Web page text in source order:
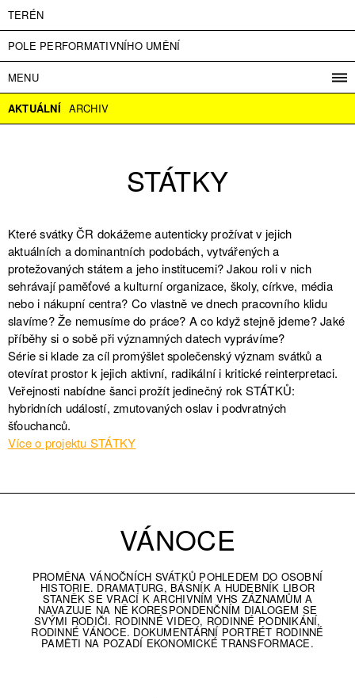
TERÉN
POLE PERFORMATIVNÍHO UMĚNÍ
MENU
PROGRAM
PROJEKTY
PRESS
PARTNEŘI
ENGLISH
AKTUÁLNÍ ARCHIV
STÁTKY
Které svátky ČR dokážeme autenticky prožívat v jejich
aktuálních a dominantních podobách, vytvářených a
protežovaných státem a jeho institucemi? Jakou roli v nich
sehrávají paměťové a kulturní organizace, školy, církve, média
nebo i nákupní centra? Co vlastně ve dnech pracovního klidu
slavíme? Že nemusíme do práce? A co když stejně jdeme? Jaké
příběhy si o sobě při významných datech vyprávíme?
Série si klade za cíl promýšlet společenský význam svátků a
otevírat prostor k jejich aktivní, radikální i kritické reinterpretaci.
Veřejnosti nabídne šanci prožít jedinečný rok STÁTKŮ:
hybridních událostí, zmutovaných oslav i podvratných
šťouchanců.
Více o projektu STÁTKY
VÁNOCE
PROMĚNA VÁNOČNÍCH SVÁTKŮ POHLEDEM DO OSOBNÍ
HISTORIE. DRAMATURG, BÁSNÍK A HUDEBNÍK LIBOR
STANĚK SE VRACÍ K ARCHIVNÍM VHS ZÁZNAMŮM A
NAVAZUJE NA NĚ KORESPONDENČNÍM DIALOGEM SE
SVÝMI RODIČI. RODINNÉ VIDEO, RODINNÉ PODNIKÁNÍ,
RODINNÉ VÁNOCE. DOKUMENTÁRNÍ PORTRÉT RODINNÉ
PAMĚTI NA POZADÍ EKONOMICKÉ TRANSFORMACE.